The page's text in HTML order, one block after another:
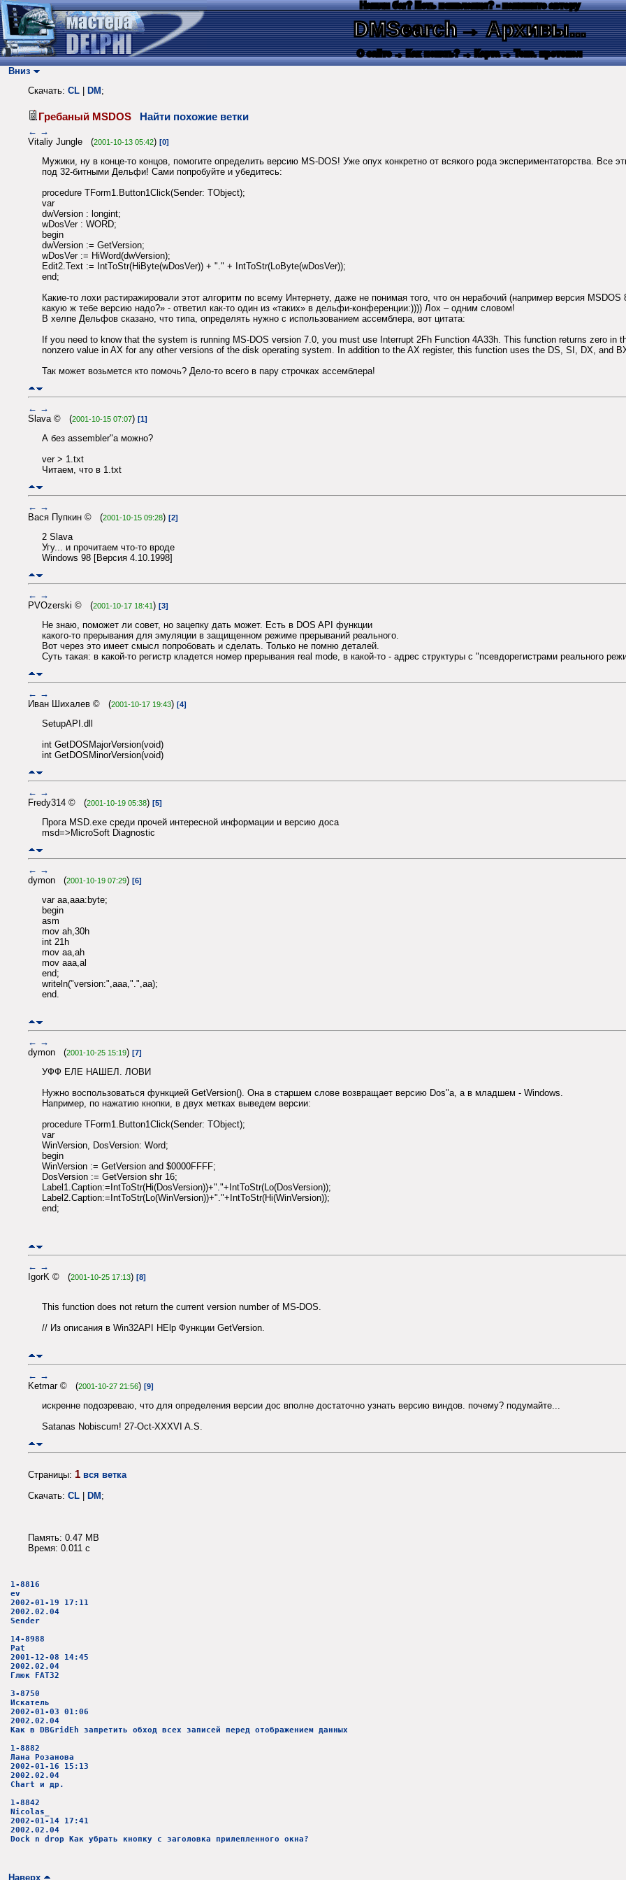
Нашли баг? Есть пожелания? - напишите автору
DMSearch→ Архивы...
О сайте → Как искать? → Карта → Текс. протокол
Вниз
Скачать: CL DM ;
Гребаный MSDOS Найти похожие ветки
← →
Vitaliy Jungle (2001-10-13 05:42) [0]
Мужики, ну в конце-то концов, помогите определить версию MS-DOS! Уже опух конкретно от всякого рода экспериментаторства. Все
под 32-битными Дельфи! Сами попробуйте и убедитесь:
procedure TForm1.Button1Click(Sender: TObject);
var
dwVersion : longint;
wDosVer : WORD;
begin
dwVersion := GetVersion;
wDosVer := HiWord(dwVersion);
Edit2.Text := IntToStr(HiByte(wDosVer)) + "." + IntToStr(LoByte(wDosVer));
end;
Какие-то лохи растиражировали этот алгоритм по всему Интернету, даже не понимая того, что он нерабочий (например версия
какую ж тебе версию надо?» - ответил как-то один из «таких» в дельфи-конференции:)))) Лох – одним словом!
В хелпе Дельфов сказано, что типа, определять нужно с использованием ассемблера, вот цитата:
If you need to know that the system is running MS-DOS version 7.0, you must use Interrupt 2Fh Function 4A33h. This function returns zero in
nonzero value in AX for any other versions of the disk operating system. In addition to the AX register, this function uses the DS, SI, DX, and
Так может возьмется кто помочь? Дело-то всего в пару строчках ассемблера!
← →
Slava © (2001-10-15 07:07) [1]
А без assembler"а можно?
ver > 1.txt
Читаем, что в 1.txt
← →
Вася Пупкин © (2001-10-15 09:28) [2]
2 Slava
Угу... и прочитаем что-то вроде
Windows 98 [Версия 4.10.1998]
← →
PVOzerski © (2001-10-17 18:41) [3]
Не знаю, поможет ли совет, но зацепку дать может. Есть в DOS API функции
какого-то прерывания для эмуляции в защищенном режиме прерываний реального.
Вот через это имеет смысл попробовать и сделать. Только не помню деталей.
Суть такая: в какой-то регистр кладется номер прерывания real mode, в какой-то - адрес структуры с "псевдорегистрами реального
← →
Иван Шихалев © (2001-10-17 19:43) [4]
SetupAPI.dll
int GetDOSMajorVersion(void)
int GetDOSMinorVersion(void)
← →
Fredy314 © (2001-10-19 05:38) [5]
Прога MSD.ехе среди прочей интересной информации и версию доса
msd=>MicroSoft Diagnostic
← →
dymon (2001-10-19 07:29) [6]
var aa,aaa:byte;
begin
asm
mov ah,30h
int 21h
mov aa,ah
mov aaa,al
end;
writeln("version:",aaa,".",aa);
end.
← →
dymon (2001-10-25 15:19) [7]
УФФ ЕЛЕ НАШЕЛ. ЛОВИ
Нужно воспользоваться функцией GetVersion(). Она в старшем слове возвращает версию Dos"a, а в младшем - Windows.
Например, по нажатию кнопки, в двух метках выведем версии:
procedure TForm1.Button1Click(Sender: TObject);
var
WinVersion, DosVersion: Word;
begin
WinVersion := GetVersion and $0000FFFF;
DosVersion := GetVersion shr 16;
Label1.Caption:=IntToStr(Hi(DosVersion))+"."+IntToStr(Lo(DosVersion));
Label2.Caption:=IntToStr(Lo(WinVersion))+"."+IntToStr(Hi(WinVersion));
end;
← →
IgorK © (2001-10-25 17:13) [8]
This function does not return the current version number of MS-DOS.
// Из описания в Win32API HElp Функции GetVersion.
← →
Ketmar © (2001-10-27 21:56) [9]
искренне подозреваю, что для определения версии дос вполне достаточно узнать версию виндов. почему? подумайте...
Satanas Nobiscum! 27-Oct-XXXVI A.S.
Страницы: 1 вся ветка
Скачать: CL | DM;
Память: 0.47 MB
Время: 0.011 c
1-8816
ev
2002-01-19 17:11
2002.02.04
Sender
14-8988
Pat
2001-12-08 14:45
2002.02.04
Глюк FAT32
3-8750
Искатель
2002-01-03 01:06
2002.02.04
Как в DBGridEh запретить обход всех записей перед отображением данных
1-8882
Лана Розанова
2002-01-16 15:13
2002.02.04
Chart и др.
1-8842
Nicolas_
2002-01-14 17:41
2002.02.04
Dock n drop Как убрать кнопку с заголовка прилепленного окна?
Наверх